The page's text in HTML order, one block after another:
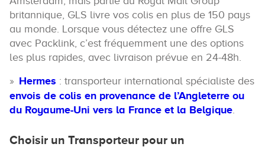
britannique, GLS livre vos colis en plus de 150 pays
au monde. Lorsque vous détectez une offre GLS
avec Packlink, c’est fréquemment une des options
les plus rapides, avec livraison prévue en 24-48h.
Hermes : transporteur international spécialiste des
envois de colis en provenance de l’Angleterre ou
du Royaume-Uni vers la France et la Belgique.
Choisir un Transporteur pour un